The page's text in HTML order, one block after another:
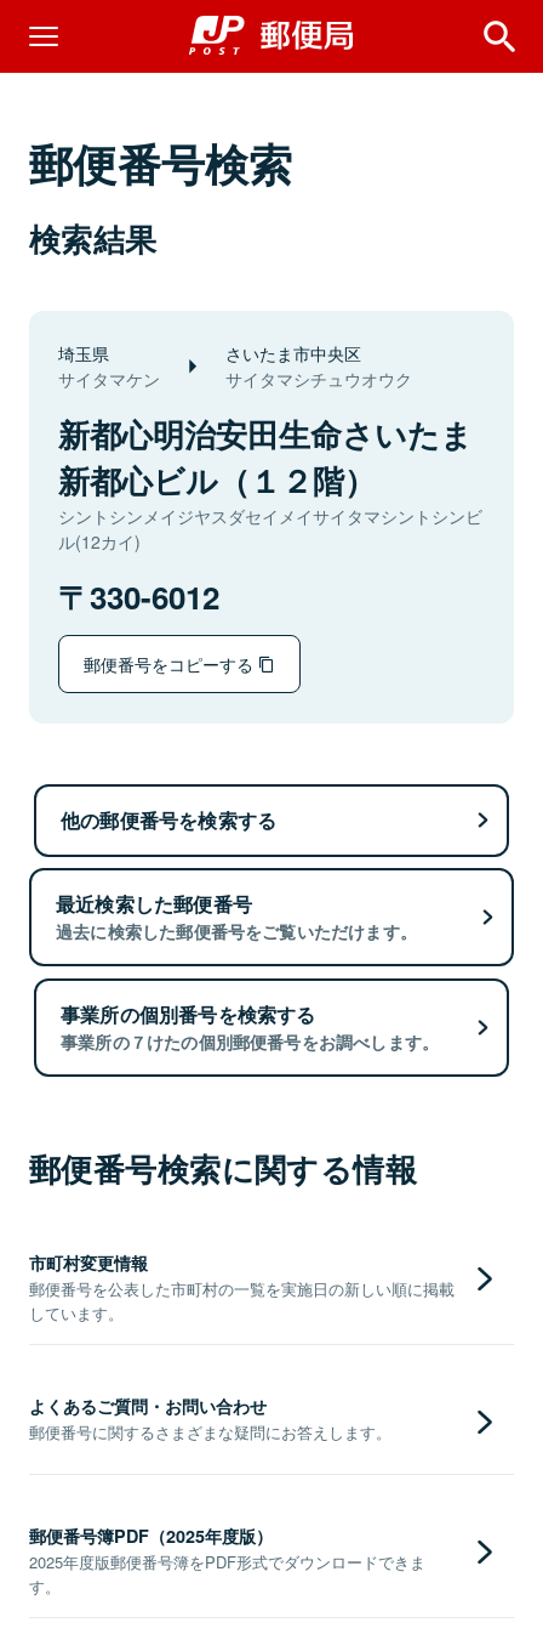
郵便番号検索
検索結果
埼玉県
サイタマケン
さいたま市中央区
サイタマシチュウオウク
新都心明治安田生命さいたま
新都心ビル（１２階）
シントシンメイジヤスダセイメイサイタマシントシンビ
ル(12カイ)
330-6012
郵便番号をコピーする
他の郵便番号を検索する
最近検索した郵便番号
過去に検索した郵便番号をご覧いただけます。
事業所の個別番号を検索する
事業所の７けたの個別郵便番号をお調べします。
郵便番号検索に関する情報
市町村変更情報
郵便番号を公表した市町村の一覧を実施日の新しい順に掲載
しています。
よくあるご質問・お問い合わせ
郵便番号に関するさまざまな疑問にお答えします。
郵便番号簿PDF（2025年度版）
2025年度版郵便番号簿をPDF形式でダウンロードできま
す。